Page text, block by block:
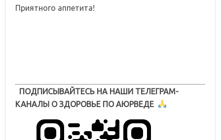
Приятного аппетита!
ПОДПИСЫВАЙТЕСЬ НА НАШИ ТЕЛЕГРАМ-
КАНАЛЫ О ЗДОРОВЬЕ ПО АЮРВЕДЕ